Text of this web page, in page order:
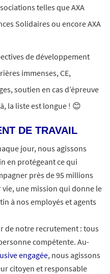
telles que AXA
Solidaires ou encore AXA
de développement
immenses, CE,
soutien en cas d’épreuve
la liste est longue ! 😊
DE TRAVAIL
jour, nous agissons
en protégeant ce qui
près de 95 millions
une mission qui donne le
à nos employés et agents
de notre recrutement : tous
compétente. Au-
engagée, nous agissons
citoyen et responsable